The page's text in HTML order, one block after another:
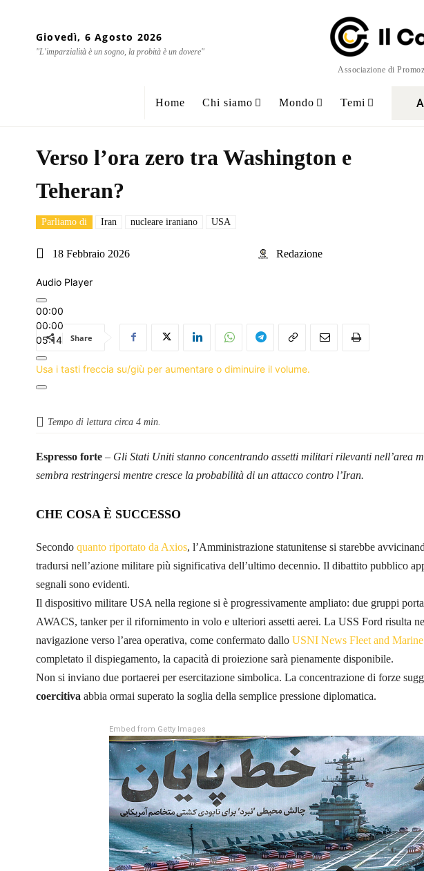
Giovedì, 6 Agosto 2026
"L'imparzialità è un sogno, la probità è un dovere"
Associazione di
Home Chi siamo Mondo Temi
Verso l’ora zero tra Washington e
Teheran?
Parliamo di Iran nucleare iraniano USA
18 Febbraio 2026 Redazione
Audio Player
00:00
00:00
05:14
Usa i tasti freccia su/giù per aumentare o diminuire il volume.
Share
Tempo di lettura circa 4 min.
Espresso forte – Gli Stati Uniti stanno concentrando assetti militari rilevanti nell’area
sembra restringersi mentre cresce la probabilità di un attacco contro l’Iran.
CHE COSA È SUCCESSO
Secondo quanto riportato da Axios, l’Amministrazione statunitense si starebbe
tradursi nell’azione militare più significativa dell’ultimo decennio. Il dibattito pubblico
segnali sono evidenti.
Il dispositivo militare USA nella regione si è progressivamente ampliato: due gruppi
AWACS, tanker per il rifornimento in volo e ulteriori assetti aerei. La USS Ford risulta
navigazione verso l’area operativa, come confermato dallo USNI News Fleet and
completato il dispiegamento, la capacità di proiezione sarà pienamente disponibile.
Non si inviano due portaerei per esercitazione simbolica. La concentrazione di forze
coercitiva abbia ormai superato la soglia della semplice pressione diplomatica.
Embed from Getty Images